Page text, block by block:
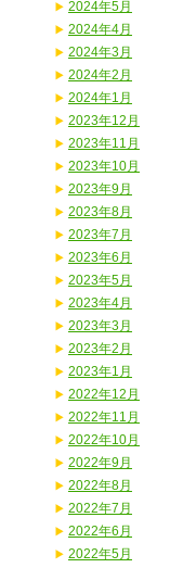
2024年5月
2024年4月
2024年3月
2024年2月
2024年1月
2023年12月
2023年11月
2023年10月
2023年9月
2023年8月
2023年7月
2023年6月
2023年5月
2023年4月
2023年3月
2023年2月
2023年1月
2022年12月
2022年11月
2022年10月
2022年9月
2022年8月
2022年7月
2022年6月
2022年5月